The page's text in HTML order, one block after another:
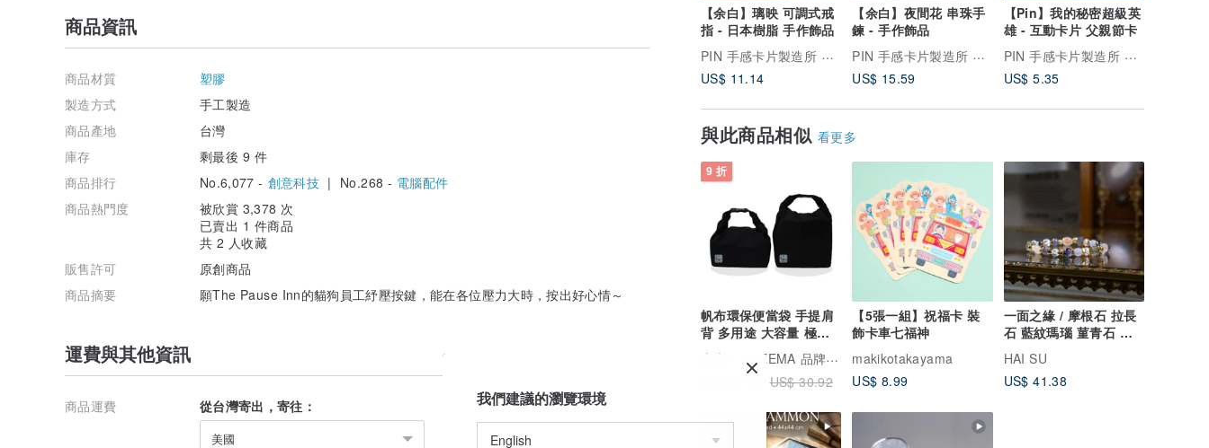
【余白】璃映 可調式戒
指 - 日本樹脂 手作飾品
PIN 手感卡片製造所 與 Yohaku余白
US$ 11.14
【余白】夜間花 串珠手
鍊 - 手作飾品
PIN 手感卡片製造所 與 Yohaku余白
US$ 15.59
【Pin】我的秘密超級英
雄 - 互動卡片 父親節卡
PIN 手感卡片製造所 與 Yohaku余白
US$ 5.35
與此商品相似 看更多
9 折
帆布環保便當袋 手提肩
背 多用途 大容量 極簡
黑廣告
GREEMA 品牌旗艦館
US$ 30.92
【5張一組】祝福卡 裝
飾卡車七福神
makikotakayama
US$ 8.99
一面之緣 / 摩根石 拉長
石 藍紋瑪瑙 菫青石 白
水晶 天然石手鍊
HAI SU
US$ 41.38
免運
⌨️預設鍵帽與軸體的配置為：
🐶橙色狗狗→
公主段落軸
（如果有期望哪款替換青軸或公主軸，歡迎與店家詢問～）
註：因電腦顯示器不同，顏色會有些許差異，實際顏色以出貨實物為主。
商品資訊
商品材質
塑膠
製造方式
手工製造
商品產地
台灣
庫存
剩最後 9 件
商品排行
No.6,077 - 創意科技| No.268 - 電腦配件
商品熱門度
被欣賞 3,378 次
已賣出 1 件商品
共 2 人收藏
販售許可
原創商品
商品摘要
願The Pause Inn的貓狗員工紓壓按鍵，能在各位壓力大時，按出好心情～
運費與其他資訊
商品運費 從台灣寄出，寄往：
美國
我們建議的瀏覽環境